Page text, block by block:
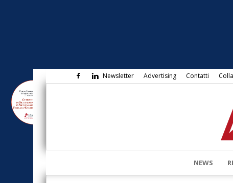
Newsletter Advertising Contatti
NEWS